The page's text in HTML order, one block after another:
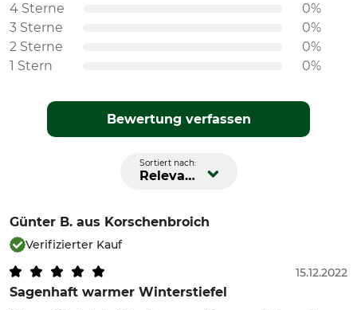
4 Sterne
0%
3 Sterne
0%
2 Sterne
0%
1 Stern
0%
Bewertung verfassen
Sortiert nach:
Relevanz
Günter B. aus Korschenbroich
Verifizierter Kauf
Sagenhaft warmer Winterstiefel
15.12.2022